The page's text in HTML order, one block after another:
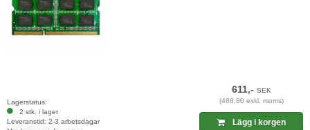
Lagerstatus:
2 stk. i lager
Leveranstid: 2-3 arbetsdagar
611,- SEK
(488,80 exkl. moms)
Lägg i korgen